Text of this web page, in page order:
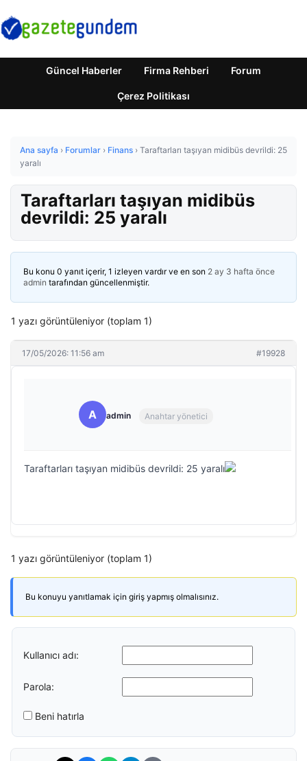
Güncel Haberler Firma Rehberi Forum
Çerez Politikası
Ana sayfa › Forumlar › Finans › Taraftarları taşıyan midibüs devrildi: 25
yaralı
Taraftarları taşıyan midibüs
devrildi: 25 yaralı
Bu konu 0 yanıt içerir, 1 izleyen vardır ve en son 2 ay 3 hafta önce
admin tarafından güncellenmiştir.
1 yazı görüntüleniyor (toplam 1)
17/05/2026: 11:56 am #19928
A admin Anahtar yönetici
Taraftarları taşıyan midibüs devrildi: 25 yaralı
1 yazı görüntüleniyor (toplam 1)
Bu konuyu yanıtlamak için giriş yapmış olmalısınız.
Kullanıcı adı:
Parola:
Beni hatırla